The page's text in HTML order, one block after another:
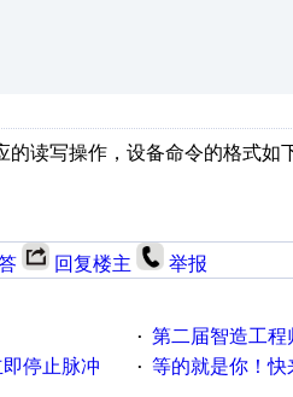
的读写操作，设备命令的格式如
回复楼主 举报
· 第二届智造工程师节
停止脉冲 · 等的就是你！快来